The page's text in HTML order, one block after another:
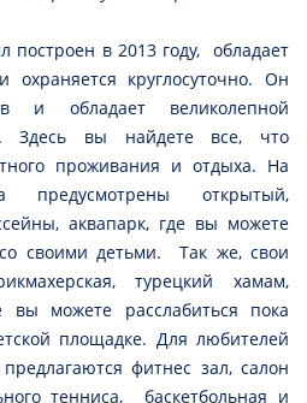
построен в 2013 году, обладает
охраняется круглосуточно. Он
и обладает великолепной
Здесь вы найдете все, что
проживания и отдыха. На
предусмотрены открытый,
аквапарк, где вы можете
своими детьми. Так же, свои
турецкий хамам,
вы можете расслабиться пока
площадке. Для любителей
фитнес зал, салон
тенниса, баскетбольная и